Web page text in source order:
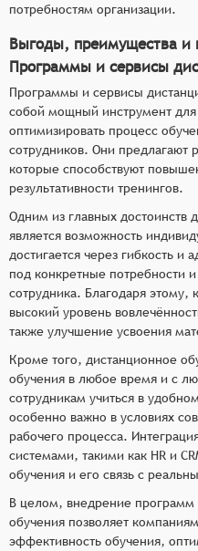
потребностям организации.
Выгоды, преимущества и
Программы и сервисы
Программы и сервисы
собой мощный инструмент
оптимизировать процесс
сотрудников. Они предлагают
которые способствуют
результативности тренингов.
Одним из главных достоинств
является возможность
достигается через гибкость и
под конкретные потребности
сотрудника. Благодаря
высокий уровень
также улучшение усвоения
Кроме того, дистанционное
обучения в любое время и с
сотрудникам учиться в
особенно важно в условиях
рабочего процесса.
системами, такими как HR и
обучения и его связь с
В целом, внедрение программ
обучения позволяет
эффективность обучения,